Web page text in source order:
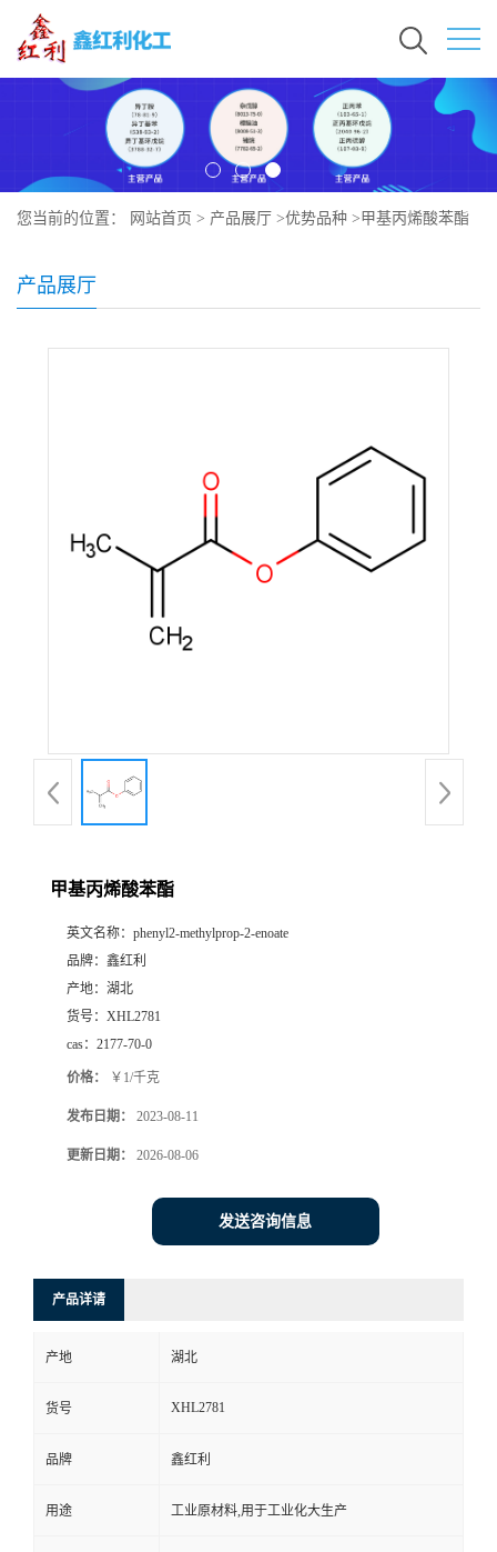
您当前的位置： 网站首页 > 产品展厅 >优势品种 >甲基丙烯酸苯酯
产品展厅
甲基丙烯酸苯酯
英文名称： phenyl2-methylprop-2-enoate
品牌： 鑫红利
产地： 湖北
货号： XHL2781
cas： 2177-70-0
价格： ￥1/千克
发布日期： 2023-08-11
更新日期： 2026-08-06
发送咨询信息
产品详请
产地 湖北
货号 XHL2781
品牌 鑫红利
用途 工业原材料,用于工业化大生产